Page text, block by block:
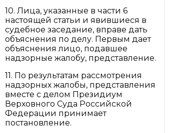
10. Лица, указанные в части 6
настоящей статьи и явившиеся в
судебное заседание, вправе дать
объяснения по делу. Первым дает
объяснения лицо, подавшее
надзорные жалобу, представление.
11. По результатам рассмотрения
надзорных жалобы, представления
вместе с делом Президиум
Верховного Суда Российской
Федерации принимает
постановление.